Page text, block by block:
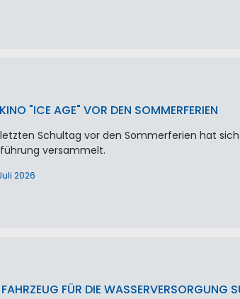
"ICE AGE" VOR DEN SOMMERFERIEN
Schultag vor den Sommerferien hat
versammelt.
2026
FAHRZEUG FÜR DIE WASSERVERSORGUNG